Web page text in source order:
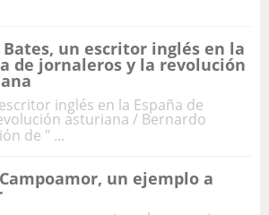
Bates, un escritor inglés en la
de jornaleros y la revolución
inglés en la España de
asturiana / Bernardo
de " ...
un ejemplo a